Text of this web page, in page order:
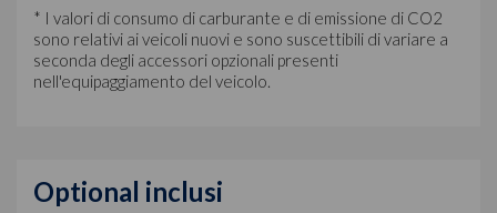
* I valori di consumo di carburante e di emissione di CO2
sono relativi ai veicoli nuovi e sono suscettibili di variare a
seconda degli accessori opzionali presenti
nell'equipaggiamento del veicolo.
Optional inclusi